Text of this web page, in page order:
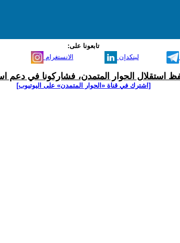
تابعونا على:
الانستغرام لينكدإن
استقلال الحوار المتمدن، فشاركونا في دعم
[اشترك في قناة ‫«الحوار المتمدن» على اليوتيوب]